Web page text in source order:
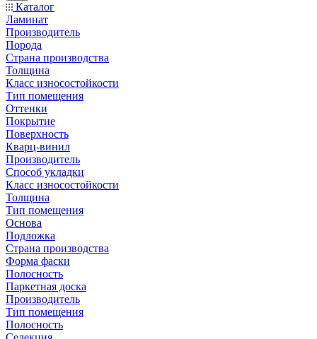
Каталог
Ламинат
Производитель
Порода
Страна производства
Толщина
Класс износостойкости
Тип помещения
Оттенки
Покрытие
Поверхность
Кварц-винил
Производитель
Способ укладки
Класс износостойкости
Толщина
Тип помещения
Основа
Подложка
Страна производства
Форма фаски
Полосность
Паркетная доска
Производитель
Тип помещения
Полосность